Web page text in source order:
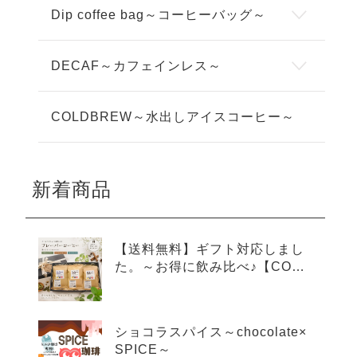
Dip coffee bag～コーヒーバッグ～
DECAF～カフェインレス～
COLDBREW～水出しアイスコーヒー～
新着商品
【送料無料】ギフト対応しまし
た。～お得に飲み比べ♪【COLD
ショコラスパイス～chocolate×
SPICE～